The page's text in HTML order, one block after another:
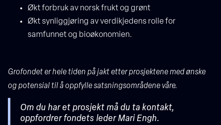
Økt forbruk av norsk frukt og grønt
Økt synliggjøring av verdikjedens rolle for
samfunnet og bioøkonomien.
Grofondet er hele tiden på jakt etter prosjektene med ønske
og potensial til å oppfylle satsningsområdene våre.
Om du har et prosjekt må du ta kontakt,
oppfordrer fondets leder Mari Engh.